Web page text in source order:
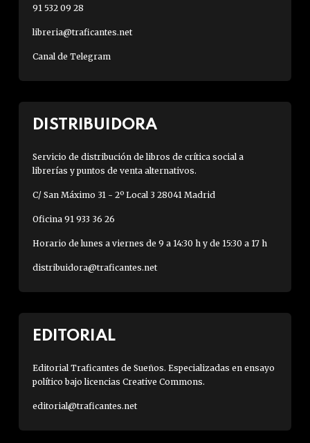
91 532 09 28
libreria@traficantes.net
Canal de Telegram
DISTRIBUIDORA
Servicio de distribución de libros de crítica social a
librerías y puntos de venta alternativos.
C/ San Máximo 31 - 2º Local 3 28041 Madrid
Oficina 91 933 36 26
Horario de lunes a viernes de 9 a 14:30 h y de 15:30 a 17 h
distribuidora@traficantes.net
EDITORIAL
Editorial Traficantes de Sueños. Especializadas en ensayo
político bajo licencias Creative Commons.
editorial@traficantes.net